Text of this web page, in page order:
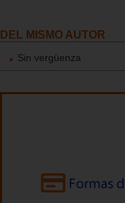
DEL MISMO AUTOR
Sin vergüenza